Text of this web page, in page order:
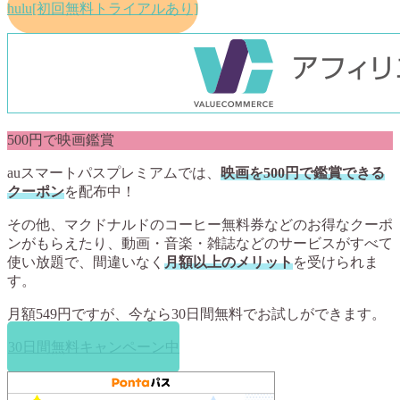
hulu[初回無料トライアルあり]
500円で映画鑑賞
auスマートパスプレミアムでは、 映画を500円で鑑賞できる
クーポンを配布中！
その他、マクドナルドのコーヒー無料券などのお得なクーポ
ンがもらえたり、動画・音楽・雑誌などのサービスがすべて
使い放題で、間違いなく 月額以上のメリットを受けられま
す。
月額549円ですが、今なら30日間無料でお試しができます。
30日間無料キャンペーン中